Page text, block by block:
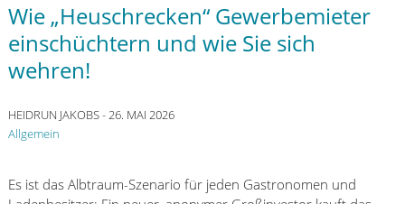
Wie „Heuschrecken“ Gewerbemieter
einschüchtern und wie Sie sich
wehren!
HEIDRUN JAKOBS- 26. MAI 2026
Allgemein
Es ist das Albtraum-Szenario für jeden Gastronomen und